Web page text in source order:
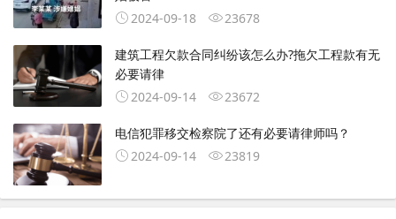
2024-09-18
23678
建筑工程欠款合同纠纷该怎么办?拖欠工程款有无
必要请律
2024-09-14
23672
电信犯罪移交检察院了还有必要请律师吗？
2024-09-14
23819